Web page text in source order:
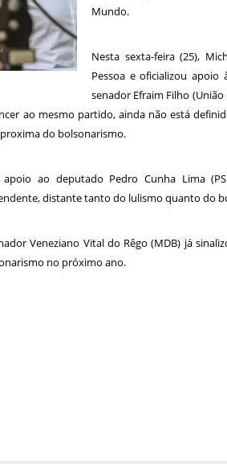
Mundo.
Nesta sexta-feira (25),
Pessoa e oficializou apoio
senador Efraim Filho
ao mesmo partido, ainda não está
do bolsonarismo.
ao deputado Pedro Cunha Lima
distante tanto do lulismo quanto do
Veneziano Vital do Rêgo (MDB) já
no próximo ano.